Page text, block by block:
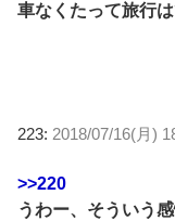
車なくたって旅行
223: 2018/07/16(月)
>>220
うわー、そういう